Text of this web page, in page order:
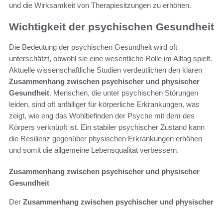
und die Wirksamkeit von Therapiesitzungen zu erhöhen.
Wichtigkeit der psychischen Gesundheit
Die Bedeutung der psychischen Gesundheit wird oft
unterschätzt, obwohl sie eine wesentliche Rolle im Alltag spielt.
Aktuelle wissenschaftliche Studien verdeutlichen den klaren
Zusammenhang zwischen psychischer und physischer
Gesundheit. Menschen, die unter psychischen Störungen
leiden, sind oft anfälliger für körperliche Erkrankungen, was
zeigt, wie eng das Wohlbefinden der Psyche mit dem des
Körpers verknüpft ist. Ein stabiler psychischer Zustand kann
die Resilienz gegenüber physischen Erkrankungen erhöhen
und somit die allgemeine Lebensqualität verbessern.
Zusammenhang zwischen psychischer und physischer
Gesundheit
Der Zusammenhang zwischen psychischer und physischer